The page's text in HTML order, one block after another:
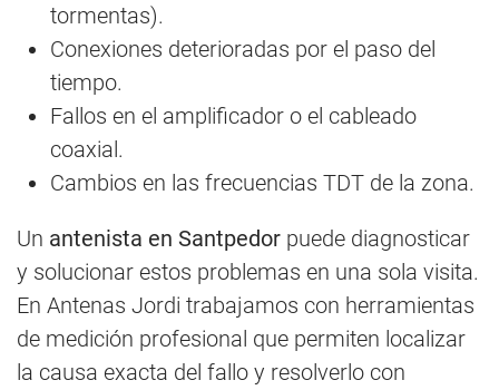
tormentas).
Conexiones deterioradas por el paso del
tiempo.
Fallos en el amplificador o el cableado
coaxial.
Cambios en las frecuencias TDT de la zona.
Un antenista en Santpedor puede diagnosticar
y solucionar estos problemas en una sola visita.
En Antenas Jordi trabajamos con herramientas
de medición profesional que permiten localizar
la causa exacta del fallo y resolverlo con